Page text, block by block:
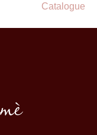
Catalogue